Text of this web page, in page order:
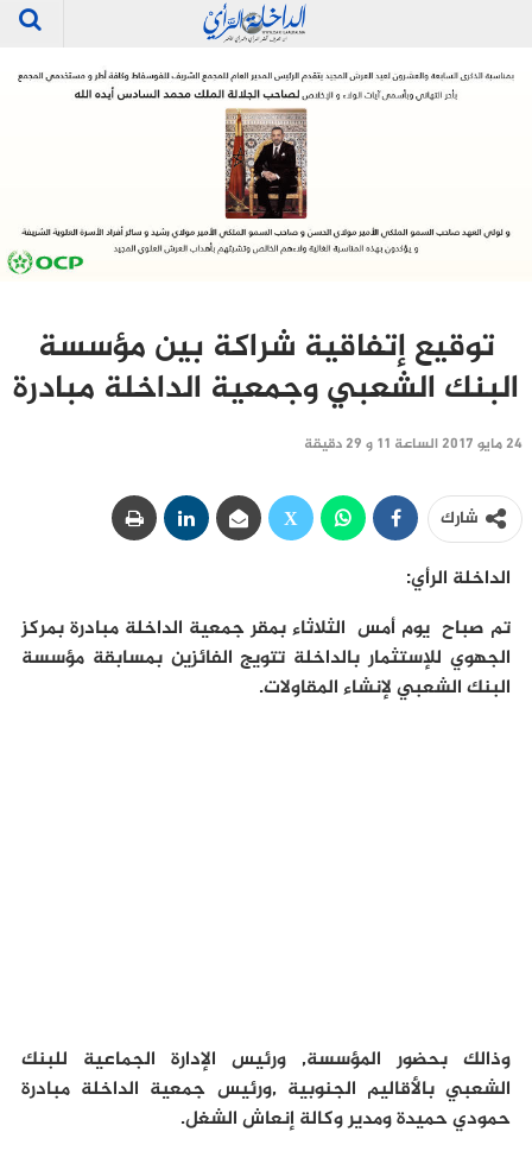
توقيع إتفاقية شراكة بين مؤسسة
البنك الشعبي وجمعية الداخلة مبادرة
24 مايو 2017 الساعة 11 و 29 دقيقة
شارك
الداخلة الرأي:
تم صباح يوم أمس الثلاثاء بمقر جمعية الداخلة مبادرة بمركز
الجهوي للإستثمار بالداخلة تتويج الفائزين بمسابقة مؤسسة
البنك الشعبي لإنشاء المقاولات.
وذالك بحضور المؤسسة, ورئيس الإدارة الجماعية للبنك
الشعبي بالأقاليم الجنوبية ,ورئيس جمعية الداخلة مبادرة
حمودي حميدة ومدير وكالة إنعاش الشغل.